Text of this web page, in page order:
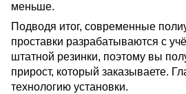
меньше.
Подводя итог, современные
проставки разрабатываются с
штатной резинки, поэтому вы
прирост, который заказываете.
технологию установки.